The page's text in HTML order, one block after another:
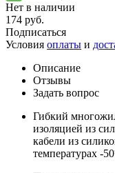
Нет в наличии
174 руб.
Подписаться
Условия оплаты и
Описание
Отзывы
Задать вопрос
Гибкий
изоляцией из
кабели из
температурах -